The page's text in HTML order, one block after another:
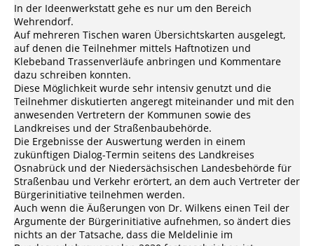
In der Ideenwerkstatt gehe es nur um den Bereich
Wehrendorf.
Auf mehreren Tischen waren Übersichtskarten ausgelegt,
auf denen die Teilnehmer mittels Haftnotizen und
Klebeband Trassenverläufe anbringen und Kommentare
dazu schreiben konnten.
Diese Möglichkeit wurde sehr intensiv genutzt und die
Teilnehmer diskutierten angeregt miteinander und mit den
anwesenden Vertretern der Kommunen sowie des
Landkreises und der Straßenbaubehörde.
Die Ergebnisse der Auswertung werden in einem
zukünftigen Dialog-Termin seitens des Landkreises
Osnabrück und der Niedersächsischen Landesbehörde für
Straßenbau und Verkehr erörtert, an dem auch Vertreter der
Bürgerinitiative teilnehmen werden.
Auch wenn die Äußerungen von Dr. Wilkens einen Teil der
Argumente der Bürgerinitiative aufnehmen, so ändert dies
nichts an der Tatsache, dass die Meldelinie im